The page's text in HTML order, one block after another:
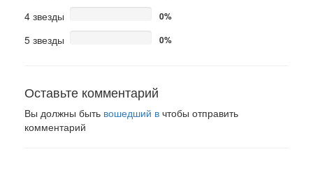
4 звезды 0%
5 звезды 0%
Оставьте комментарий
Вы должны быть вошедший в чтобы отправить
комментарий